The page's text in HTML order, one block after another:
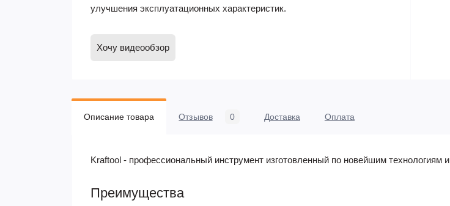
улучшения эксплуатационных характеристик.
Хочу видеообзор
Описание товара Отзывов 0 Доставка Оплата
Kraftool - профессиональный инструмент изготовленный по новейшим
Преимущества